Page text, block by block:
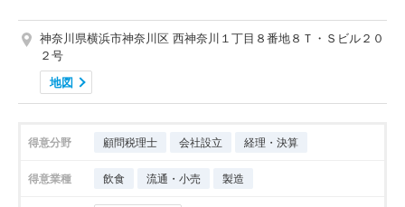
神奈川県横浜市神奈川区 西神奈川１丁目８番地８Ｔ・Ｓビル２０
２号
地図
得意分野 顧問税理士 会社設立 経理・決算
得意業種 飲食 流通・小売 製造